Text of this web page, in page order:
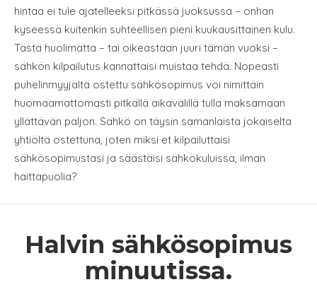
hintaa ei tule ajatelleeksi pitkässä juoksussa – onhan
kyseessä kuitenkin suhteellisen pieni kuukausittainen kulu.
Tästä huolimatta – tai oikeastaan juuri tämän vuoksi –
sähkön kilpailutus kannattaisi muistaa tehdä. Nopeasti
puhelinmyyjältä ostettu sähkösopimus voi nimittäin
huomaamattomasti pitkällä aikavälillä tulla maksamaan
yllättävän paljon. Sähkö on täysin samanlaista jokaiselta
yhtiöltä ostettuna, joten miksi et kilpailuttaisi
sähkösopimustasi ja säästäisi sähkökuluissa, ilman
haittapuolia?
Halvin sähkösopimus
minuutissa.